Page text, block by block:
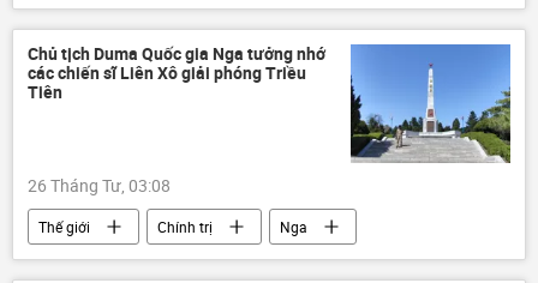
xe tăng
Ukraina
Cuộc khủng hoảng ở Ukraina
Abrams
UAV
DNR
Chủ tịch Duma Quốc gia Nga tưởng nhớ
các chiến sĩ Liên Xô giải phóng Triều
Tiên
26 Tháng Tư, 03:08
Thế giới Chính trị
Nga
Bắc Triều Tiên
Vyacheslav Volodin